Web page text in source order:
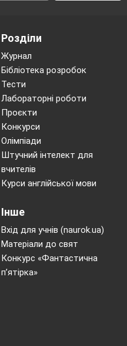
Розділи
Журнал
Бібліотека розробок
Тести
Лабораторні роботи
Проєкти
Конкурси
Олімпіади
Штучний інтелект для
вчителів
Курси англійської мови
Інше
Вхід для учнів (naurok.ua)
Матеріали до свят
Конкурс «Фантастична
п’ятірка»